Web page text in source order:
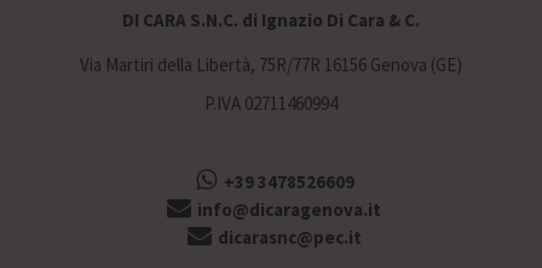
DI CARA S.N.C. di Ignazio Di Cara & C.
Via Martiri della Libertà, 75R/77R 16156 Genova (GE)
P.IVA 02711460994
+39 3478526609
info@dicaragenova.it
dicarasnc@pec.it